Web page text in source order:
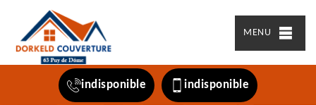
MENU
indisponible indisponible